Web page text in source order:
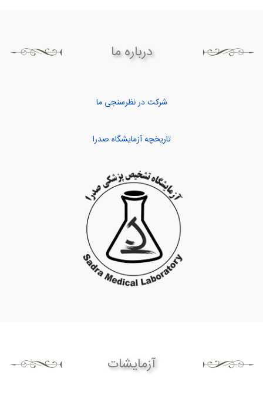
درباره ما
شرکت در نظرسنجی ما
تاریخچه آزمایشگاه صدرا
آزمایشات